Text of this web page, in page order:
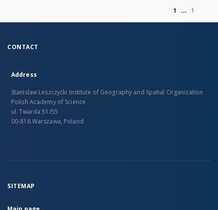
1
1
CONTACT
Address
Stanislaw Leszczycki Institute of Geography and Spatial Organization
Polish Academy of Science
ul. Twarda 51/55
00-818 Warszawa, Poland
SITEMAP